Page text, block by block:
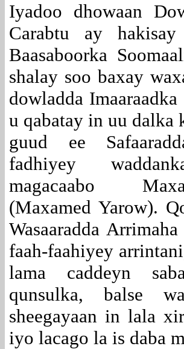
Iyadoo dhowaan
Carabtu ay
Baasaboorka
shalay soo baxay
dowladda
u qabatay in uu dalka
guud ee
fadhiyey
magacaabo
(Maxamed Yarow).
Wasaaradda
faah-faahiyey
lama caddeyn
qunsulka, balse
sheegayaan in lala
iyo lacago la is daba